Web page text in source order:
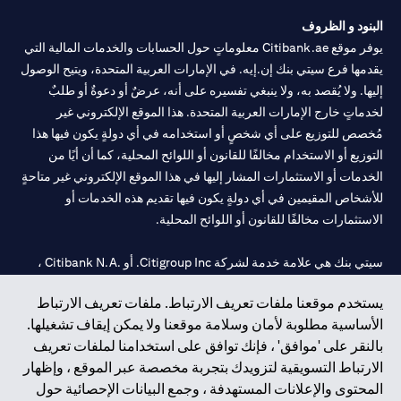
يستخدم موقعنا ملفات تعريف الارتباط. ملفات تعريف الارتباط
الأساسية مطلوبة لأمان وسلامة موقعنا ولا يمكن إيقاف تشغيلها.
بالنقر على 'موافق' ، فإنك توافق على استخدامنا لملفات تعريف
الارتباط التسويقية لتزويدك بتجربة مخصصة عبر الموقع ، وإظهار
المحتوى والإعلانات المستهدفة ، وجمع البيانات الإحصائية حول
البنود و الظروف
يوفر موقع Citibank.ae معلوماتٍ حول الحسابات والخدمات المالية التي
يقدمها فرع سيتي بنك إن.إيه. في الإمارات العربية المتحدة، ويتيح الوصول
إليها. ولا يُقصد به، ولا ينبغي تفسيره على أنه، عرضٌ أو دعوةٌ أو طلبٌ
لخدماتٍ خارج الإمارات العربية المتحدة. هذا الموقع الإلكتروني غير
مُخصص للتوزيع على أي شخصٍ أو استخدامه في أي دولةٍ يكون فيها هذا
التوزيع أو الاستخدام مخالفًا للقانون أو اللوائح المحلية، كما أن أيًا من
الخدمات أو الاستثمارات المشار إليها في هذا الموقع الإلكتروني غير متاحةٍ
للأشخاص المقيمين في أي دولةٍ يكون فيها تقديم هذه الخدمات أو
الاستثمارات مخالفًا للقانون أو اللوائح المحلية.
سيتي بنك هي علامة خدمة لشركة Citigroup Inc. أو .Citibank N.A ،
سيتي بنك إن. إيه. الإمارات مسجل لدى مصرف الإمارات المركزي تحت
أرقام التراخيص 202563 لفرع الوصل في دبي، 531989 لفرع مول
الإمارات في دبي، وCN-1002019لفرع أبوظبي. هاتف: 4000 311 04.
فرع سيتي بنك إن إيه - الإمارات العربية المتحدة مرخص من مصرف